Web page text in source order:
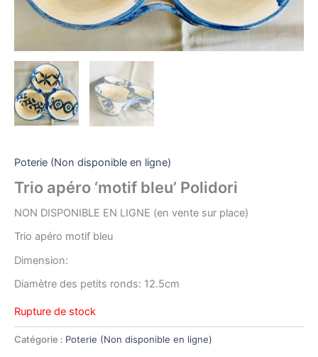
Poterie (Non disponible en ligne)
Trio apéro ‘motif bleu’ Polidori
NON DISPONIBLE EN LIGNE (en vente sur place)
Trio apéro motif bleu
Dimension:
Diamètre des petits ronds: 12.5cm
Rupture de stock
Catégorie : Poterie (Non disponible en ligne)